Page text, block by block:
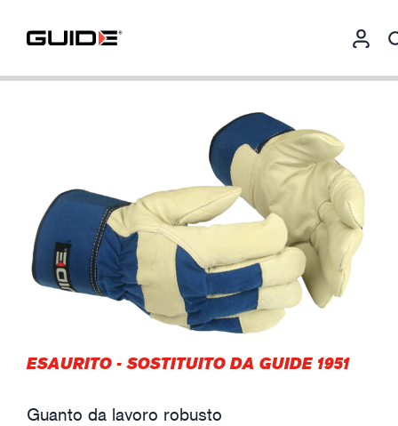
ESAURITO -SOSTITUITO DA GUIDE 1951
Guanto da lavoro robusto